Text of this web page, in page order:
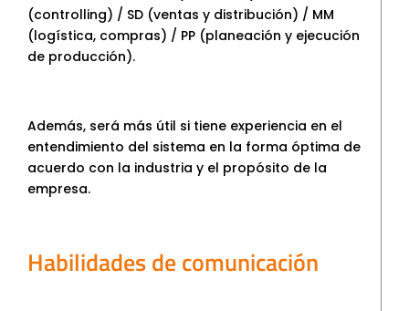
(controlling) / SD (ventas y distribución) / MM
(logística, compras) / PP (planeación y ejecución
de producción).
Además, será más útil si tiene experiencia en el
entendimiento del sistema en la forma óptima de
acuerdo con la industria y el propósito de la
empresa.
Habilidades de comunicación